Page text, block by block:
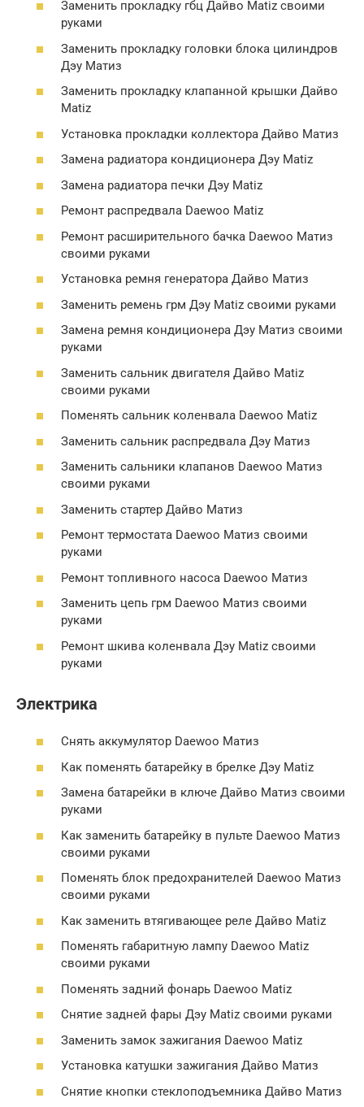
Заменить прокладку гбц Дайво Matiz своими
руками
Заменить прокладку головки блока цилиндров
Дэу Матиз
Заменить прокладку клапанной крышки Дайво
Matiz
Установка прокладки коллектора Дайво Матиз
Замена радиатора кондиционера Дэу Matiz
Замена радиатора печки Дэу Matiz
Ремонт распредвала Daewoo Matiz
Ремонт расширительного бачка Daewoo Матиз
своими руками
Установка ремня генератора Дайво Матиз
Заменить ремень грм Дэу Matiz своими руками
Замена ремня кондиционера Дэу Матиз своими
руками
Заменить сальник двигателя Дайво Matiz
своими руками
Поменять сальник коленвала Daewoo Matiz
Заменить сальник распредвала Дэу Матиз
Заменить сальники клапанов Daewoo Матиз
своими руками
Заменить стартер Дайво Матиз
Ремонт термостата Daewoo Матиз своими
руками
Ремонт топливного насоса Daewoo Матиз
Заменить цепь грм Daewoo Матиз своими
руками
Ремонт шкива коленвала Дэу Matiz своими
руками
Электрика
Снять аккумулятор Daewoo Матиз
Как поменять батарейку в брелке Дэу Matiz
Замена батарейки в ключе Дайво Матиз своими
руками
Как заменить батарейку в пульте Daewoo Матиз
своими руками
Поменять блок предохранителей Daewoo Матиз
своими руками
Как заменить втягивающее реле Дайво Matiz
Поменять габаритную лампу Daewoo Matiz
своими руками
Поменять задний фонарь Daewoo Matiz
Снятие задней фары Дэу Matiz своими руками
Заменить замок зажигания Daewoo Matiz
Установка катушки зажигания Дайво Матиз
Снятие кнопки стеклоподъемника Дайво Матиз